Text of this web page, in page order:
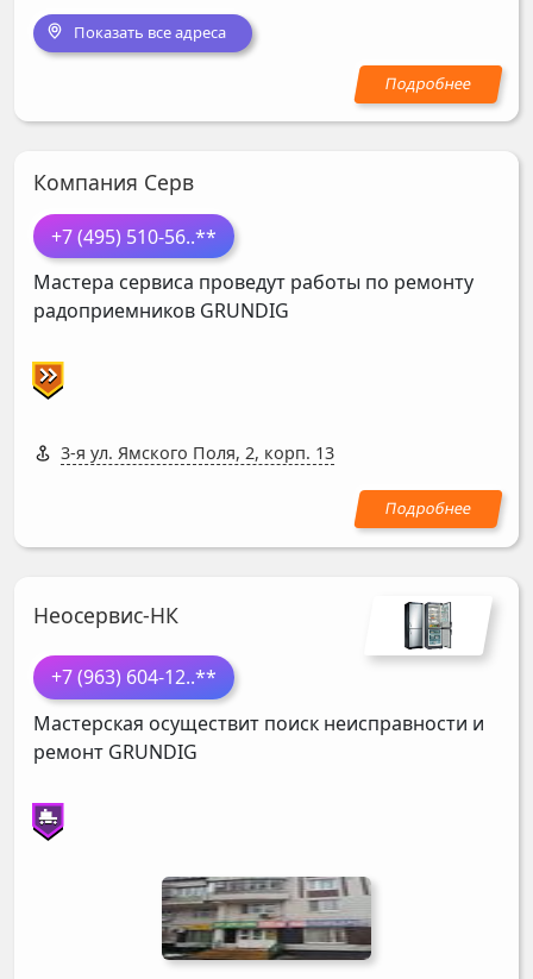
Показать все адреса
Компания Серв
+7 (495) 510-56..**
Мастера сервиса проведут работы по ремонту
радоприемников GRUNDIG
3-я ул. Ямского Поля, 2, корп. 13
Неосервис-НК
+7 (963) 604-12..**
Мастерская осуществит поиск неисправности и
ремонт GRUNDIG